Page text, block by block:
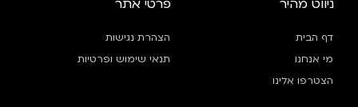
ניווט מהיר
דף הבית
מי אנחנו
הצטרפו אלינו
פרטי אתר
הצהרת נגישות
תנאי שימוש ופרטיות